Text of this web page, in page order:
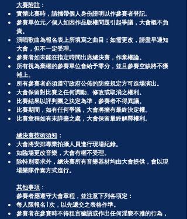
大賽附註 ：
實體比賽時，請攜帶個人身份證明以作參賽者登記。
參賽單位元／個人如因作品版權問題引起爭議，大會概不負
責。
演唱歌曲為報名表上所填寫之曲目；如需更改，請盡早通知
大會，但不一定受理。
參賽者如未能在指定時間出席總決賽，作棄權論。
所有視為棄權的參賽單位會給予零分，並且參賽空缺將不獲
補上。
所有參賽者必須遵守政府公佈的防疫規定方可進場演出。
大會保留對比賽之任何調動、修改或取消之權利。
比賽結果以評判團之決定為準，參賽者不得異議。
比賽期間，如有任何爭議，大會將擁有最終決定權。
比賽章程如有未詳盡之處，大會保留最終解釋權利。
總決賽技術須知 ：​
大會將安排專業拍攝人員進行現場紀錄。
如臨場更改音樂，大會有權不受理。
除特別要求外，總決賽所有音樂器材均由大會提供，會以現
場樂隊伴奏方式進行。
其他事項 ：
參賽者應遵守大會章程，並注意下列各項定：
每人限報名1次，以先遞交之表格作準。
參賽者在參賽時不得粗言穢語或作出任何淫褻不雅的行為，